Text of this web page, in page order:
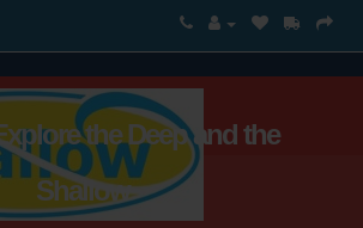
the Deep and the
Shallow